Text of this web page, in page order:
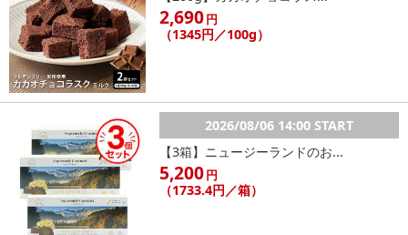
2,690円
（1345円／100g）
2026/08/06 14:00 START
【3箱】ニュージーランドのお...
5,200円
（1733.4円／箱）